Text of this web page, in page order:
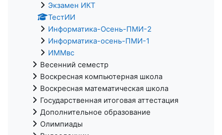
Экзамен ИКТ
ТестИИ
Информатика-Осень-ПМИ-2
Информатика-осень-ПМИ-1
ИММвс
Весенний семестр
Воскресная компьютерная школа
Воскресная математическая школа
Государственная итоговая аттестация
Дополнительное образование
Олимпиады